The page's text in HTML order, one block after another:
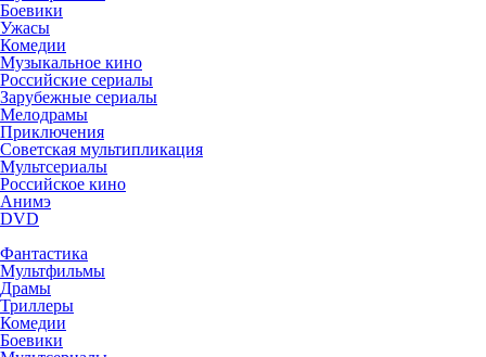
Боевики
Ужасы
Комедии
Музыкальное кино
Российские сериалы
Зарубежные сериалы
Мелодрамы
Приключения
Советская мультипликация
Мультсериалы
Российское кино
Анимэ
DVD
Фантастика
Мультфильмы
Драмы
Триллеры
Комедии
Боевики